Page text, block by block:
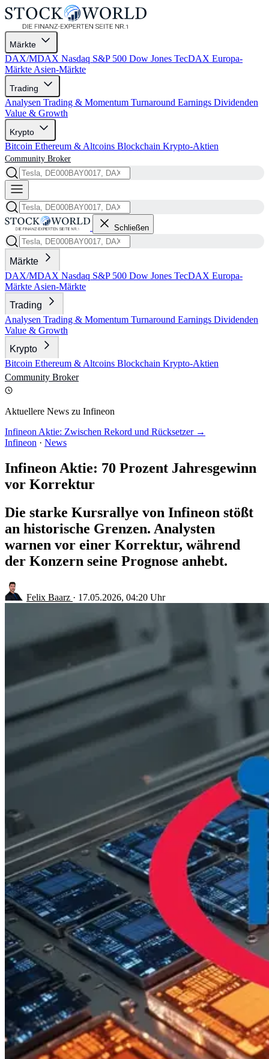
Märkte
DAX/MDAX Nasdaq S&P 500 Dow Jones TecDAX Europa-
Märkte Asien-Märkte
Trading
Analysen Trading & Momentum Turnaround Earnings Dividenden
Value & Growth
Krypto
Bitcoin Ethereum & Altcoins Blockchain Krypto-Aktien
Community Broker
Schließen
Märkte
DAX/MDAX Nasdaq S&P 500 Dow Jones TecDAX Europa-
Märkte Asien-Märkte
Trading
Analysen Trading & Momentum Turnaround Earnings Dividenden
Value & Growth
Krypto
Bitcoin Ethereum & Altcoins Blockchain Krypto-Aktien
Community Broker
Aktuellere News zu Infineon
Infineon Aktie: Zwischen Rekord und Rücksetzer →
Infineon · News
Infineon Aktie: 70 Prozent Jahresgewinn
vor Korrektur
Die starke Kursrallye von Infineon stößt
an historische Grenzen. Analysten
warnen vor einer Korrektur, während
der Konzern seine Prognose anhebt.
Felix Baarz · 17.05.2026, 04:20 Uhr